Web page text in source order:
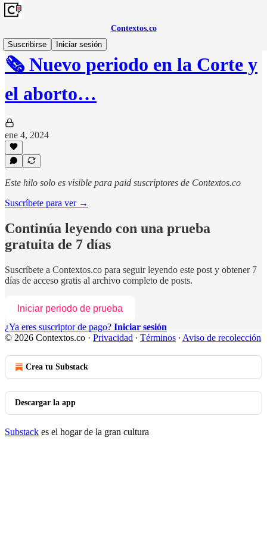
Contextos.co
Suscribirse
Iniciar sesión
🗞️ Nuevo periodo en la Corte y
el aborto…
ene 4, 2024
Este hilo solo es visible para paid suscriptores de Contextos.co
Suscríbete para ver →
Continúa leyendo con una prueba
gratuita de 7 días
Suscríbete a Contextos.co para seguir leyendo este post y obtener 7
días de acceso gratis al archivo completo de posts.
Iniciar periodo de prueba
¿Ya eres suscriptor de pago? Iniciar sesión
© 2026 Contextos.co · Privacidad ∙ Términos ∙ Aviso de recolección
Crea tu Substack
Descargar la app
Substack es el hogar de la gran cultura